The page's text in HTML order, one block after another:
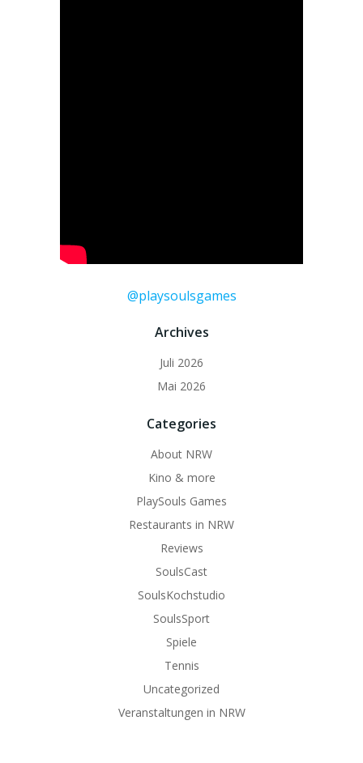
@playsoulsgames
Archives
Juli 2026
Mai 2026
Categories
About NRW
Kino & more
PlaySouls Games
Restaurants in NRW
Reviews
SoulsCast
SoulsKochstudio
SoulsSport
Spiele
Tennis
Uncategorized
Veranstaltungen in NRW